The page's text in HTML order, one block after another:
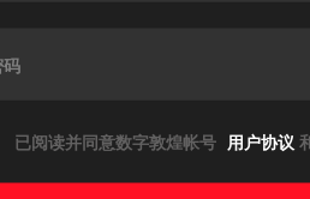
已阅读并同意数字敦煌帐号 用户协议